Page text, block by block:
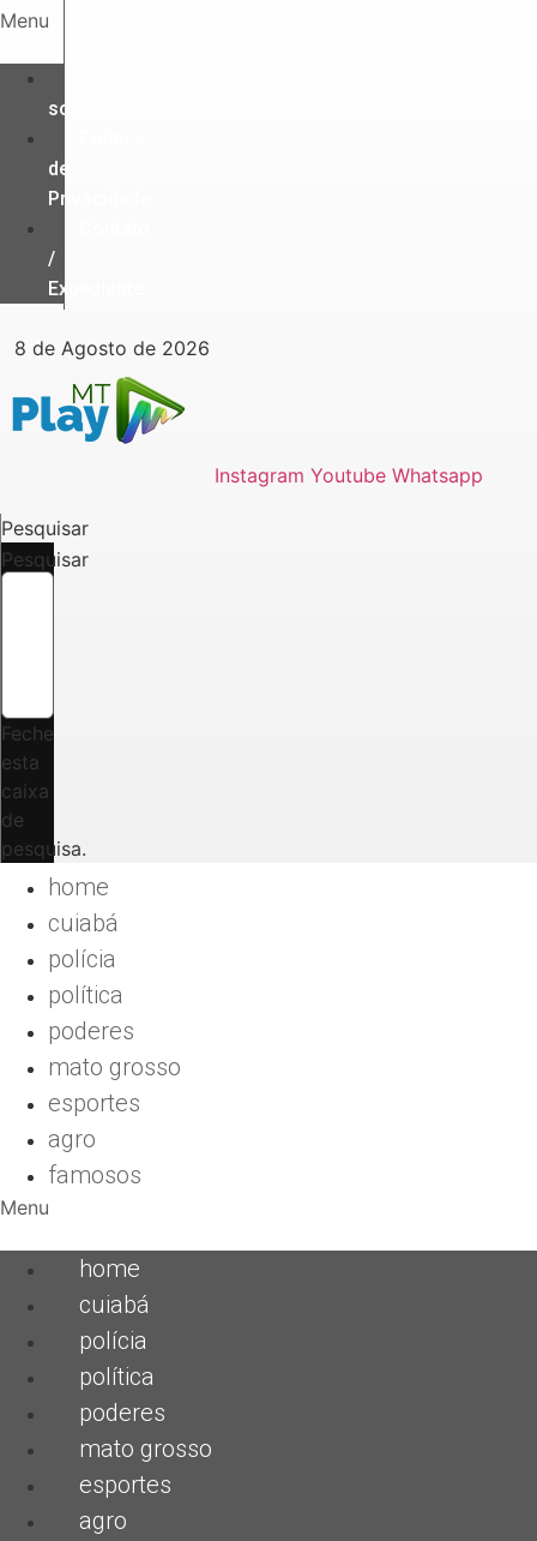
Ir
o
conteúdo
Menu
somos
de
Privacidade
/
Expediente
8 de Agosto de 2026
Instagram Youtube Whatsapp
Pesquisar
Pesquisar
Feche
esta
caixa
de
pesquisa.
home
cuiabá
polícia
política
poderes
mato grosso
esportes
agro
famosos
Menu
home
cuiabá
polícia
política
poderes
mato grosso
esportes
agro